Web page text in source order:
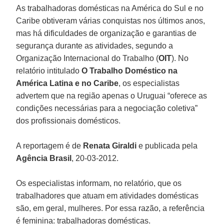
As trabalhadoras domésticas na América do Sul e no
Caribe obtiveram várias conquistas nos últimos anos,
mas há dificuldades de organização e garantias de
segurança durante as atividades, segundo a
Organização Internacional do Trabalho (OIT). No
relatório intituladoO Trabalho Doméstico na
América Latina e no Caribe, os especialistas
advertem que na região apenas o Uruguai “oferece as
condições necessárias para a negociação coletiva”
dos profissionais domésticos.
A reportagem é de Renata Giraldi e publicada pela
Agência Brasil , 20-03-2012.
Os especialistas informam, no relatório, que os
trabalhadores que atuam em atividades domésticas
são, em geral, mulheres. Por essa razão, a referência
é feminina: trabalhadoras domésticas.